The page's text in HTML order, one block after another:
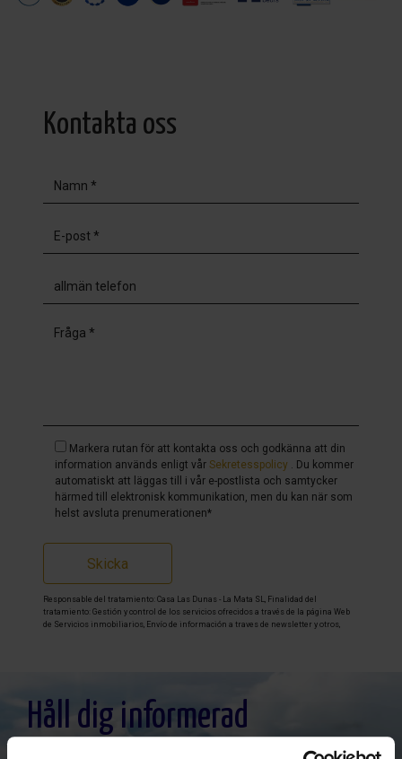
Kontakta oss
Markera rutan för att kontakta oss och godkänna att din
information används enligt vår Sekretesspolicy . Du kommer
automatiskt att läggas till i vår e-postlista och samtycker
härmed till elektronisk kommunikation, men du kan när som
helst avsluta prenumerationen*
Skicka
Responsable del tratamiento: Casa Las Dunas - La Mata SL, Finalidad del
tratamiento: Gestión y control de los servicios ofrecidos a través de la página Web
de Servicios inmobiliarios, Envío de información a traves de newsletter y otros,
detallada sobre protección de datos
Håll dig informerad